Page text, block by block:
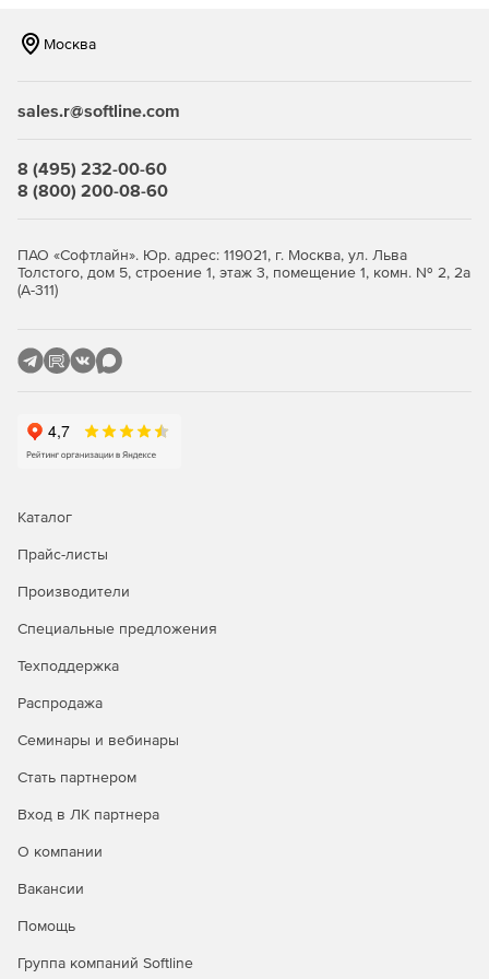
администраторов, которым приходится управлять
Менеджер паролей Tripwire
информационный посредник между решением для
управления привилегированным доступом (PAM) и
Tripwire Enterprise или Tripwire IP360.
Москва
sales.r@softline.com
8 (495) 232-00-60
8 (800) 200-08-60
ПАО «Софтлайн». Юр. адрес: 119021, г. Москва, ул. Льва
Толстого, дом 5, строение 1, этаж 3, помещение 1, комн. № 2, 2а
(А-311)
Каталог
Прайс-листы
Производители
Специальные предложения
Техподдержка
Распродажа
Семинары и вебинары
Стать партнером
Вход в ЛК партнера
О компании
Вакансии
Помощь
Группа компаний Softline